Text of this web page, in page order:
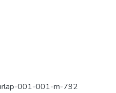
001-001-m-792